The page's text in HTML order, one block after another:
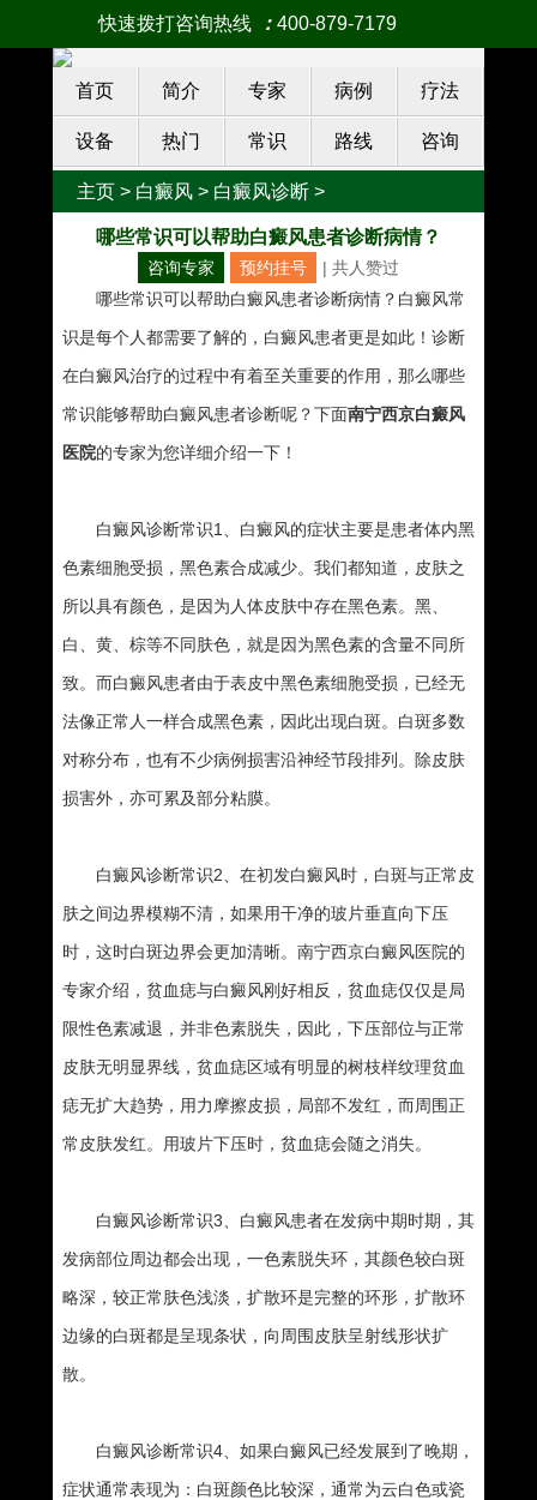
快速拨打咨询热线 ： 400-879-7179
首页 简介 专家 病例 疗法
设备 热门 常识 路线 咨询
主页 > 白癜风 > 白癜风诊断 >
哪些常识可以帮助白癜风患者诊断病情？
咨询专家 预约挂号 | 共人赞过
哪些常识可以帮助白癜风患者诊断病情？白癜风常
识是每个人都需要了解的，白癜风患者更是如此！诊断
在白癜风治疗的过程中有着至关重要的作用，那么哪些
常识能够帮助白癜风患者诊断呢？下面南宁西京白癜风
医院的专家为您详细介绍一下！
白癜风诊断常识1、白癜风的症状主要是患者体内黑
色素细胞受损，黑色素合成减少。我们都知道，皮肤之
所以具有颜色，是因为人体皮肤中存在黑色素。黑、
白、黄、棕等不同肤色，就是因为黑色素的含量不同所
致。而白癜风患者由于表皮中黑色素细胞受损，已经无
法像正常人一样合成黑色素，因此出现白斑。白斑多数
对称分布，也有不少病例损害沿神经节段排列。除皮肤
损害外，亦可累及部分粘膜。
白癜风诊断常识2、在初发白癜风时，白斑与正常皮
肤之间边界模糊不清，如果用干净的玻片垂直向下压
时，这时白斑边界会更加清晰。南宁西京白癜风医院的
专家介绍，贫血痣与白癜风刚好相反，贫血痣仅仅是局
限性色素减退，并非色素脱失，因此，下压部位与正常
皮肤无明显界线，贫血痣区域有明显的树枝样纹理贫血
痣无扩大趋势，用力摩擦皮损，局部不发红，而周围正
常皮肤发红。用玻片下压时，贫血痣会随之消失。
白癜风诊断常识3、白癜风患者在发病中期时期，其
发病部位周边都会出现，一色素脱失环，其颜色较白斑
略深，较正常肤色浅淡，扩散环是完整的环形，扩散环
边缘的白斑都是呈现条状，向周围皮肤呈射线形状扩
散。
白癜风诊断常识4、如果白癜风已经发展到了晚期，
症状通常表现为：白斑颜色比较深，通常为云白色或瓷